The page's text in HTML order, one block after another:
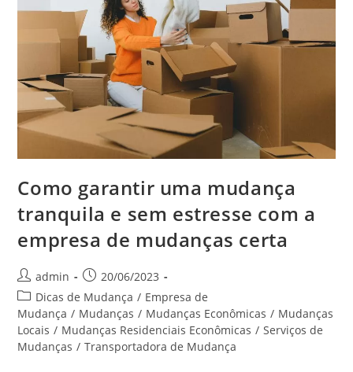
Como garantir uma mudança
tranquila e sem estresse com a
empresa de mudanças certa
admin
20/06/2023
Dicas de Mudança / Empresa de
Mudança / Mudanças / Mudanças Econômicas / Mudanças
Locais / Mudanças Residenciais Econômicas / Serviços de
Mudanças / Transportadora de Mudança